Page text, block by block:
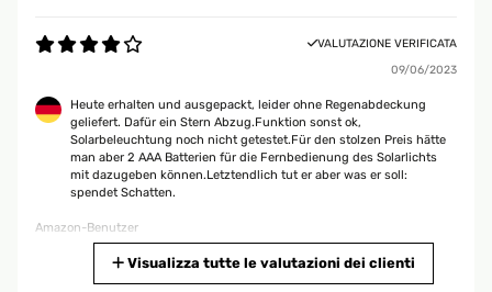
VALUTAZIONE VERIFICATA
09/06/2023
Heute erhalten und ausgepackt, leider ohne Regenabdeckung
geliefert. Dafür ein Stern Abzug.Funktion sonst ok,
Solarbeleuchtung noch nicht getestet.Für den stolzen Preis hätte
man aber 2 AAA Batterien für die Fernbedienung des Solarlichts
mit dazugeben können.Letztendlich tut er aber was er soll:
spendet Schatten.
Amazon-Benutzer
Visualizza tutte le valutazioni dei clienti